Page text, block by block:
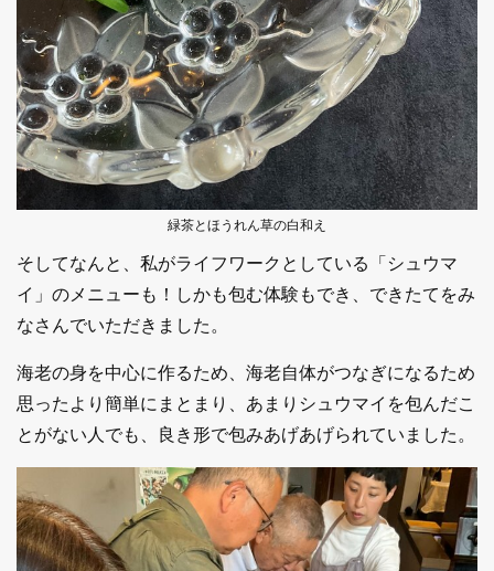
緑茶とほうれん草の白和え
そしてなんと、私がライフワークとしている「シュウマ
イ」のメニューも！しかも包む体験もでき、できたてをみ
なさんでいただきました。
海老の身を中心に作るため、海老自体がつなぎになるため
思ったより簡単にまとまり、あまりシュウマイを包んだこ
とがない人でも、良き形で包みあげあげられていました。